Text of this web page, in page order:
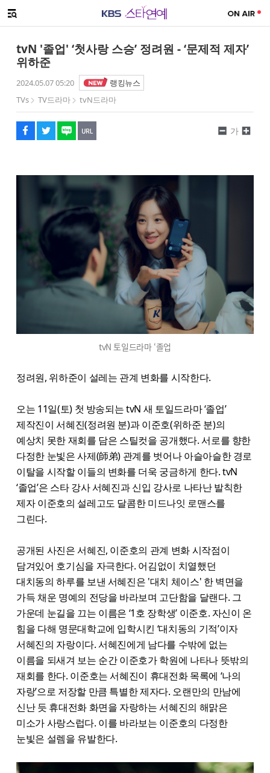
메뉴 열기
tvN '졸업' ‘첫사랑 스승’ 정려원 - ‘문제적 제자’
위하준
2024.05.07 05:20
랭킹뉴스
TVs
TV드라마 tvN드라마
페이스북
트위터
네이버
URL복사
글씨 작게보기
가
글씨 크게보기
tvN 토일드라마 ‘졸업
정려원, 위하준이 설레는 관계 변화를 시작한다.
오는 11일(토) 첫 방송되는 tvN 새 토일드라마 ‘졸업’
제작진이 서혜진(정려원 분)과 이준호(위하준 분)의
예상치 못한 재회를 담은 스틸컷을 공개했다. 서로를 향한
다정한 눈빛은 사제(師弟) 관계를 벗어나 아슬아슬한 경로
이탈을 시작할 이들의 변화를 더욱 궁금하게 한다. tvN
‘졸업’은 스타 강사 서혜진과 신입 강사로 나타난 발칙한
제자 이준호의 설레고도 달콤한 미드나잇 로맨스를
그린다.
공개된 사진은 서혜진, 이준호의 관계 변화 시작점이
담겨있어 호기심을 자극한다. 어김없이 치열했던
대치동의 하루를 보낸 서혜진은 '대치 체이스' 한 벽면을
가득 채운 명예의 전당을 바라보며 고단함을 달랜다. 그
가운데 눈길을 끄는 이름은 ‘1호 장학생’ 이준호. 자신이 온
힘을 다해 명문대학교에 입학시킨 ‘대치동의 기적’이자
서혜진의 자랑이다. 서혜진에게 남다를 수밖에 없는
이름을 되새겨 보는 순간 이준호가 학원에 나타나 뜻밖의
재회를 한다. 이준호는 서혜진이 휴대전화 목록에 ‘나의
자랑’으로 저장할 만큼 특별한 제자다. 오랜만의 만남에
신난 듯 휴대전화 화면을 자랑하는 서혜진의 해맑은
미소가 사랑스럽다. 이를 바라보는 이준호의 다정한
눈빛은 설렘을 유발한다.
해시태그